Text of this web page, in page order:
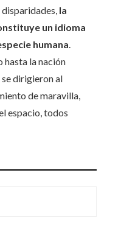
la
un idioma
humana.
hasta la nación
dirigieron al
de maravilla,
espacio, todos